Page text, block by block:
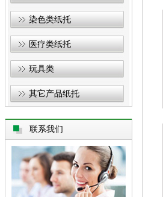
染色类纸托
医疗类纸托
玩具类
其它产品纸托
联系我们